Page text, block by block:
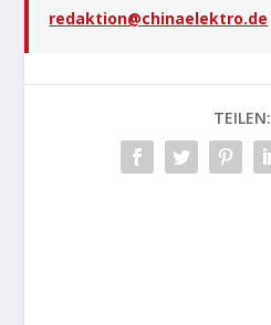
redaktion@chinaelektro.de
TEILEN: